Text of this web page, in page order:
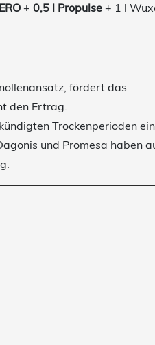
+ 0,5 l Propulse + 1 l
fördert das
den Ertrag.
Trockenperioden
und Promesa haben